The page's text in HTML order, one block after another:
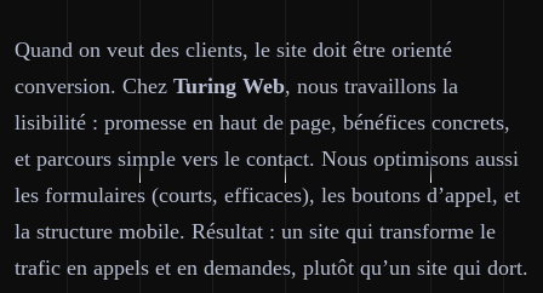
Quand on veut des clients, le site doit être orienté
conversion. Chez Turing Web, nous travaillons la
lisibilité : promesse en haut de page, bénéfices concrets,
et parcours simple vers le contact. Nous optimisons aussi
les formulaires (courts, efficaces), les boutons d’appel, et
la structure mobile. Résultat : un site qui transforme le
trafic en appels et en demandes, plutôt qu’un site qui dort.